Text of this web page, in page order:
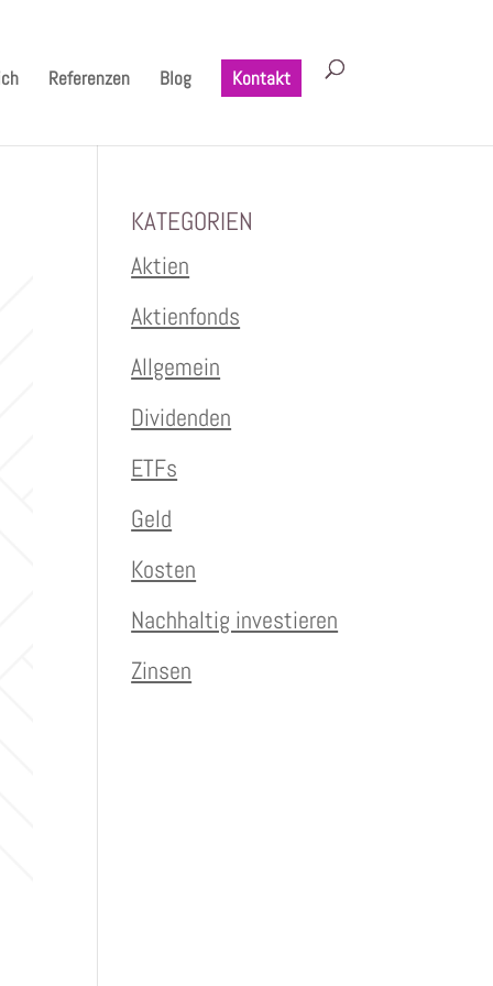
Referenzen Blog Kontakt
KATEGORIEN
Aktien
Aktienfonds
Allgemein
Dividenden
ETFs
Geld
Kosten
Nachhaltig investieren
Zinsen